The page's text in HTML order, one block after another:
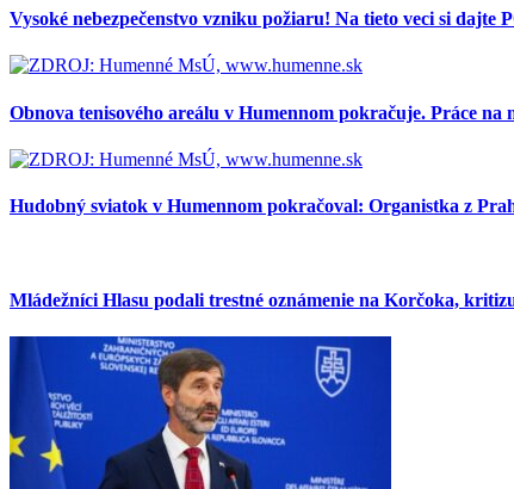
Vysoké nebezpečenstvo vzniku požiaru! Na tieto veci si dajte
Obnova tenisového areálu v Humennom pokračuje. Práce
Hudobný sviatok v Humennom pokračoval: Organistka z
Mládežníci Hlasu podali trestné oznámenie na Korčoka,